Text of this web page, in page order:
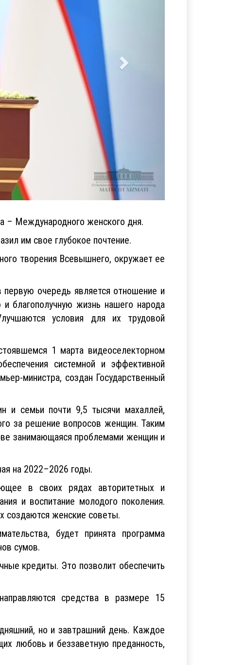
– Международного женского дня.
им свое глубокое почтение.
творения Всевышнего, окружает ее
очередь является отношение и
благополучную жизнь нашего народа
условия для их трудовой
1 марта видеоселекторном
системной и эффективной
министра, создан Государственный
и семьи почти 9,5 тысячи махаллей,
за решение вопросов женщин. Таким
занимающаяся проблемами женщин и
на 2022–2026 годы.
в своих рядах авторитетных и
и воспитание молодого поколения.
создаются женские советы.
будет принята программа
сумов.
кредиты. Это позволит обеспечить
средства в размере 15
но и завтрашний день. Каждое
любовь и беззаветную преданность,